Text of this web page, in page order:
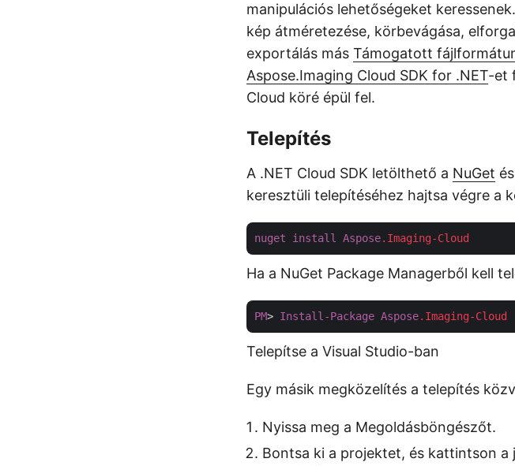
manipulációs lehetőségeket
kép átméretezése, körbevágása,
exportálás más Támogatott
Aspose.Imaging Cloud SDK for .NET-et
Cloud köré épül fel.
Telepítés
A .NET Cloud SDK letölthető a NuGet
keresztüli telepítéséhez hajtsa végre a
nuget install Aspose.Imaging-Cloud
Ha a NuGet Package Managerből kell
PM> Install-Package Aspose.Imaging-Cloud
Telepítse a Visual Studio-ban
Egy másik megközelítés a telepítés
Nyissa meg a Megoldásböngészőt.
Bontsa ki a projektet, és kattintson a